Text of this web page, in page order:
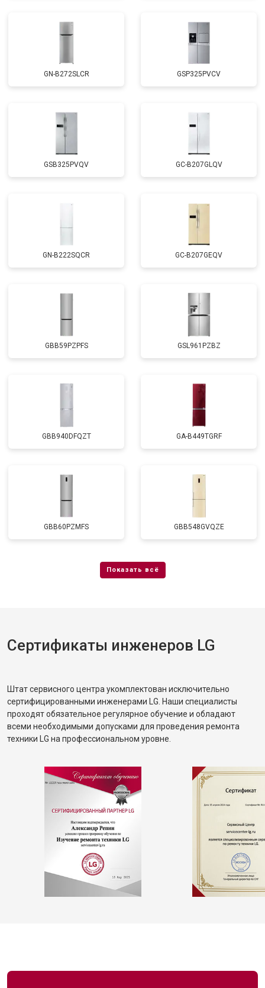
GN-B272SLCR GSP325PVCV
GSB325PVQV GC-B207GLQV
GN-B222SQCR GC-B207GEQV
GBB59PZPFS GSL961PZBZ
GBB940DFQZT GA-B449TGRF
GBB60PZMFS GBB548GVQZE
Сертификаты инженеров LG
Штат сервисного центра укомплектован исключительно
сертифицированными инженерами LG. Наши специалисты
проходят обязательное регулярное обучение и обладают
всеми необходимыми допусками для проведения ремонта
техники LG на профессиональном уровне.